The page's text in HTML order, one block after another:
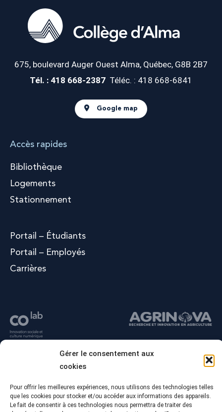
Gérer le consentement aux
cookies
Pour offrir les meilleures expériences, nous utilisons des technologies telles
que les cookies pour stocker et/ou accéder aux informations des appareils.
Le fait de consentir à ces technologies nous permettra de traiter des
675, boulevard Auger Ouest Alma, Québec, G8B 2B7
Tél. : 418 668-2387 Téléc. : 418 668-6841
Google map
Accès rapides
Bibliothèque
Logements
Stationnement
Portail – Étudiants
Portail – Employés
Carrières